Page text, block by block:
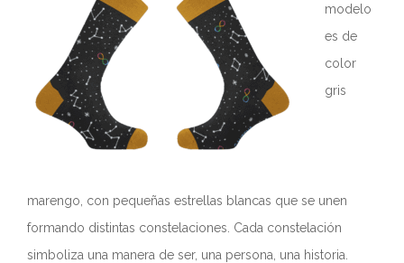
modelo
es de
color
gris
marengo, con pequeñas estrellas blancas que se unen
formando distintas constelaciones. Cada constelación
simboliza una manera de ser, una persona, una historia.